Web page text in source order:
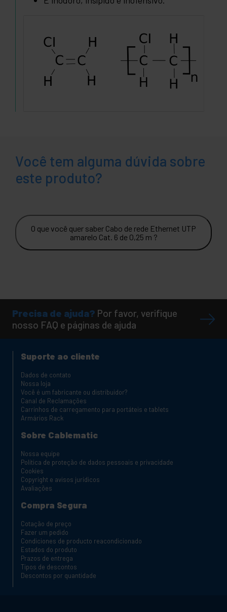
Você tem alguma dúvida sobre
este produto?
O que você quer saber Cabo de rede Ethernet UTP
amarelo Cat. 6 de 0,25 m ?
Precisa de ajuda? Por favor, verifique
nosso FAQ e páginas de ajuda
Suporte ao cliente
Dados de contato
Nossa loja
Você é um fabricante ou distribuidor?
Canal de Reclamações
Carrinhos de carregamento para portáteis e tablets
Armários Rack
Sobre Cablematic
Nossa equipe
Política de proteção de dados pessoais e privacidade
Cookies
Copyright e avisos jurídicos
Avaliações
Compra Segura
Cotação de preço
Fazer um pedido
Condiciones de producto reacondicionado
Estados do produto
Prazos de entrega
Tipos de descontos
Descontos por quantidade